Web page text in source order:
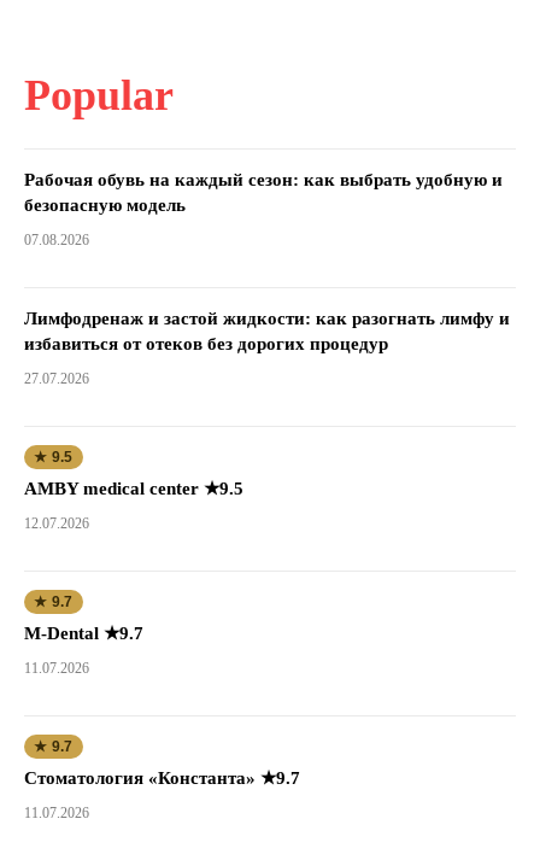
Popular
Рабочая обувь на каждый сезон: как выбрать удобную и
безопасную модель
07.08.2026
Лимфодренаж и застой жидкости: как разогнать лимфу и
избавиться от отеков без дорогих процедур
27.07.2026
★ 9.5
AMBY medical center ★9.5
12.07.2026
★ 9.7
M-Dental ★9.7
11.07.2026
★ 9.7
Стоматология «Константа» ★9.7
11.07.2026